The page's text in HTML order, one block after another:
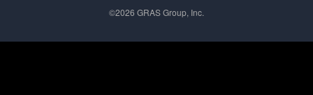
©2026 GRAS Group, Inc.